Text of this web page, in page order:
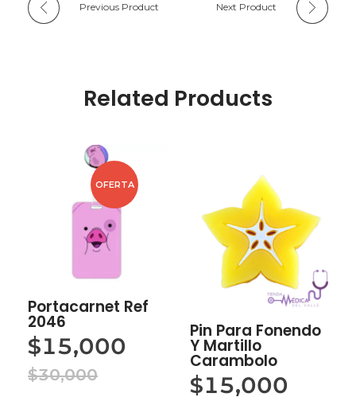
Previous Product Next Product
Related Products
OFERTA
Portacarnet Ref
2046
$15,000
$30,000
Pin Para Fonendo
Y Martillo
Carambolo
$15,000